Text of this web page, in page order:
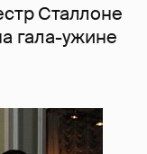
Сталлоне
гала-ужине